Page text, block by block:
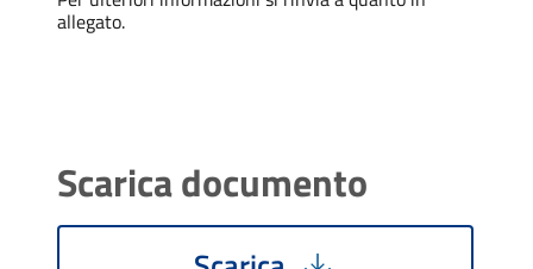
allegato.
Scarica documento